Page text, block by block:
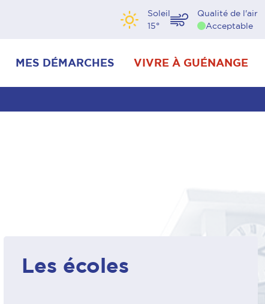
Soleil
15°
Qualité de l'air
Acceptable
MES DÉMARCHES VIVRE À GUÉNANGE
Les écoles